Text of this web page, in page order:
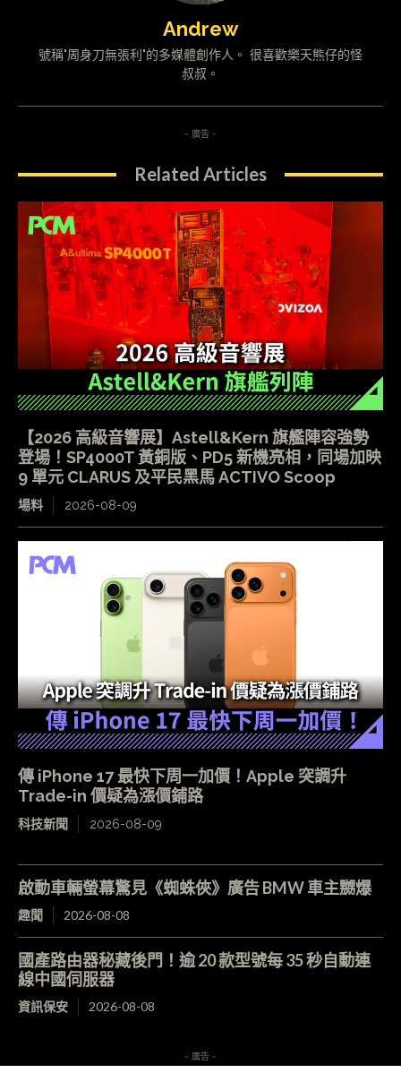
Andrew
號稱"周身刀無張利"的多媒體創作人。 很喜歡樂天熊仔的怪
叔叔。
- 廣告 -
Related Articles
【2026 高級音響展】Astell&Kern 旗艦陣容強勢
登場！SP4000T 黃銅版、PD5 新機亮相，同場加映
9 單元 CLARUS 及平民黑馬 ACTIVO Scoop
場料 2026-08-09
傳 iPhone 17 最快下周一加價！Apple 突調升
Trade-in 價疑為漲價鋪路
科技新聞 2026-08-09
啟動車輛螢幕驚見《蜘蛛俠》廣告 BMW 車主嬲爆
趣聞 2026-08-08
國產路由器秘藏後門！逾 20 款型號每 35 秒自動連
線中國伺服器
資訊保安 2026-08-08
- 廣告 -